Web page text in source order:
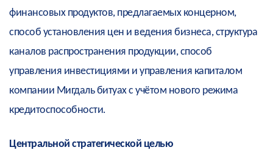
финансовых продуктов, предлагаемых концерном,
способ установления цен и ведения бизнеса, структура
каналов распространения продукции, способ
управления инвестициями и управления капиталом
компании Мигдаль битуах с учётом нового режима
кредитоспособности.
Центральной стратегической целью